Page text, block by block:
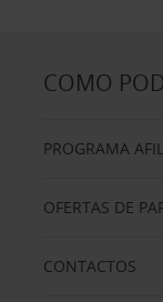
COMO
PROGRAMA
OFERTAS DE
CONTACTOS